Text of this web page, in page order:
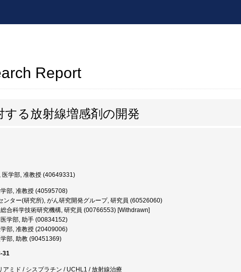
Report
る放射線増感剤の開発
医学部, 准教授 (40649331)
部, 准教授 (40595708)
ンター(研究所), がん研究開発グループ, 研究員 (60526060)
合科学技術研究機構, 研究員 (00766553) [Withdrawn]
学部, 助手 (00834152)
部, 准教授 (20409006)
部, 助教 (90451369)
31
アミド / シスプラチン / UCHL1 / 放射線治療